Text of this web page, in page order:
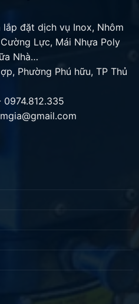
đặt dịch vụ Inox, Nhôm
Lực, Mái Nhựa Poly
Nhà…
Phường Phú hữu, TP Thủ